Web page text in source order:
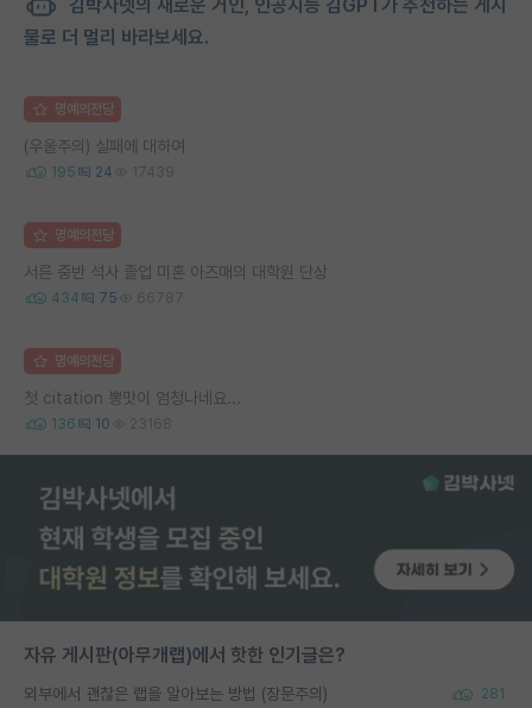
김박사넷의 새로운 거인, 인공지능 김GPT가 추천하는 게시
물로 더 멀리 바라보세요.
명예의전당
(우울주의) 실패에 대하여
195 24 17439
명예의전당
서른 중반 석사 졸업 미혼 아즈매의 대학원 단상
434 75 66787
명예의전당
첫 citation 뽕맛이 엄청나네요...
136 10 23168
자유 게시판(아무개랩)에서 핫한 인기글은?
외부에서 괜찮은 랩을 알아보는 방법 (장문주의) 281